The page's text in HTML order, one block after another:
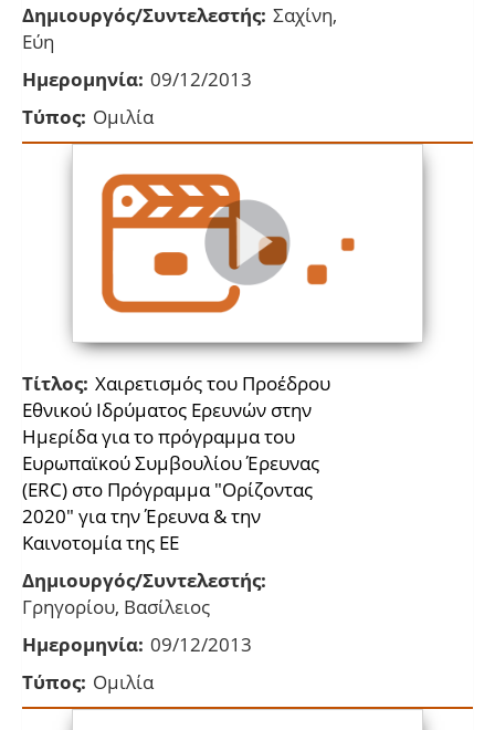
Δημιουργός/Συντελεστής: Σαχίνη,
Εύη
Ημερομηνία: 09/12/2013
Τύπος: Ομιλία
Τίτλος: Χαιρετισμός του Προέδρου
Εθνικού Ιδρύματος Ερευνών στην
Ημερίδα για το πρόγραμμα του
Ευρωπαϊκού Συμβουλίου Έρευνας
(ERC) στο Πρόγραμμα "Oρίζοντας
2020" για την Έρευνα & την
Καινοτομία της ΕΕ
Δημιουργός/Συντελεστής:
Γρηγορίου, Βασίλειος
Ημερομηνία: 09/12/2013
Τύπος: Ομιλία